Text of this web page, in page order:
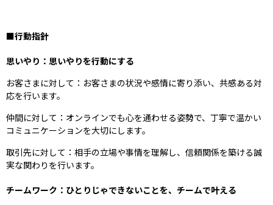
■行動指針
思いやり：思いやりを行動にする
お客さまに対して：お客さまの状況や感情に寄り添い、共感ある対
応を行います。
仲間に対して：オンラインでも心を通わせる姿勢で、丁寧で温かい
コミュニケーションを大切にします。
取引先に対して：相手の立場や事情を理解し、信頼関係を築ける誠
実な関わりを行います。
チームワーク：ひとりじゃできないことを、チームで叶える